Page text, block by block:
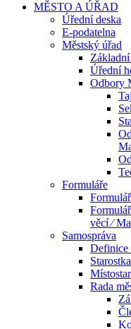
MĚSTO A ÚŘAD
Úřední deska
E-podatelna
Městský úřad
Úřední
Odbory
Formuláře
věcí ⁄
Samospráva
Definice
Starostka
Rada